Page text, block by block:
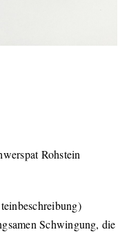
Rohstein
Schwingung, die